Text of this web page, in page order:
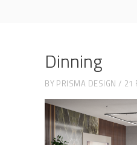
Dinning
BY PRISMA DESIGN 21